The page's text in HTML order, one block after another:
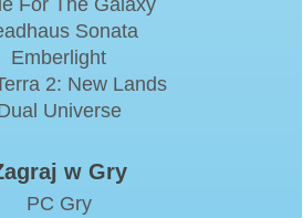
For The Galaxy
Sonata
Emberlight
2: New Lands
Universe
w Gry
PC Gry